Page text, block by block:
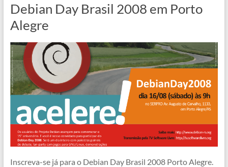
Debian Day Brasil 2008 em Porto
Alegre
Inscreva-se já para o Debian Day Brasil 2008 Porto Alegre.